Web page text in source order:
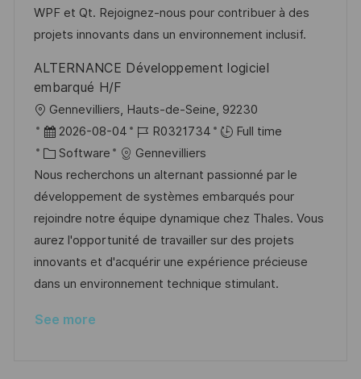
a
t
r
y
WPF et Qt. Rejoignez-nous pour contribuer à des
projets innovants dans un environnement inclusif.
ALTERNANCE Développement logiciel
embarqué H/F
L
o
c
a
t
i
o
n
Gennevilliers, Hauts-de-Seine, 92230
P
o
s
t
e
d
D
a
e
2026-08-04
J
o
b
I
d
R0321734
Full time
C
a
t
e
g
o
r
Software
Gennevilliers
Nous recherchons un alternant passionné par le
développement de systèmes embarqués pour
rejoindre notre équipe dynamique chez Thales. Vous
aurez l'opportunité de travailler sur des projets
innovants et d'acquérir une expérience précieuse
dans un environnement technique stimulant.
See more